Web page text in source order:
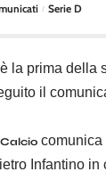
Serie D
la prima della
il
comunica
Infantino in